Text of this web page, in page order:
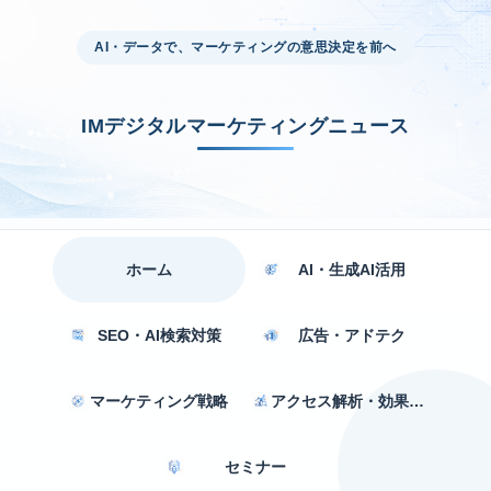
AI・データで、マーケティングの意思決定を前へ
IMデジタルマーケティングニュース
ホーム AI・生成AI活用
SEO・AI検索対策 広告・アドテク
マーケティング戦略 アクセス解析・効果測定
セミナー